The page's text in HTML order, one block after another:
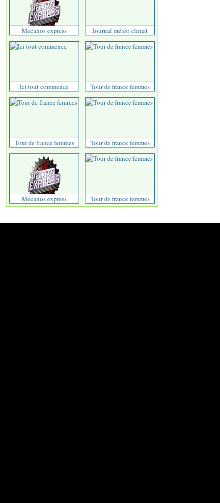
Mecanos express Journal météo climat
Ici tout commence Tour de france femmes
Tour de france femmes Tour de france femmes
Mecanos express Tour de france femmes